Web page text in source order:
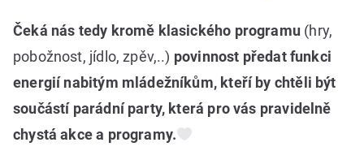
Čeká nás tedy kromě klasického programu (hry,
pobožnost, jídlo, zpěv,..) povinnost předat funkci
energií nabitým mládežníkům, kteří by chtěli být
součástí parádní party, která pro vás pravidelně
chystá akce a programy.